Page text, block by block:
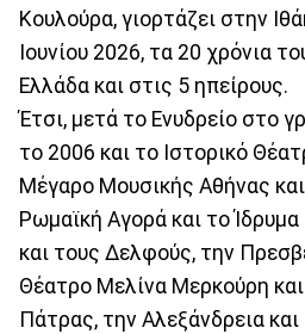
Κουλούρα, γιορτάζει στην
Ιουνίου 2026, τα 20 χρόνια
Ελλάδα και στις 5 ηπείρους.
Έτσι, μετά το Ενυδρείο στο
το 2006 και το Ιστορικό
Μέγαρο Μουσικής Αθήνας
Ρωμαϊκή Αγορά και το
και τους Δελφούς, την
Θέατρο Μελίνα Μερκούρη και
Πάτρας, την Αλεξάνδρεια και